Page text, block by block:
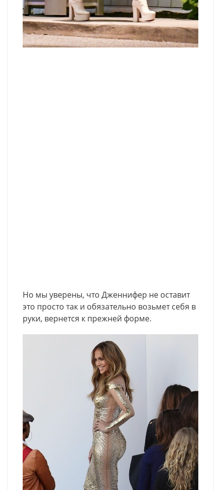
Но мы уверены, что Дженнифер не оставит
это просто так и обязательно возьмет себя в
руки, вернется к прежней форме.